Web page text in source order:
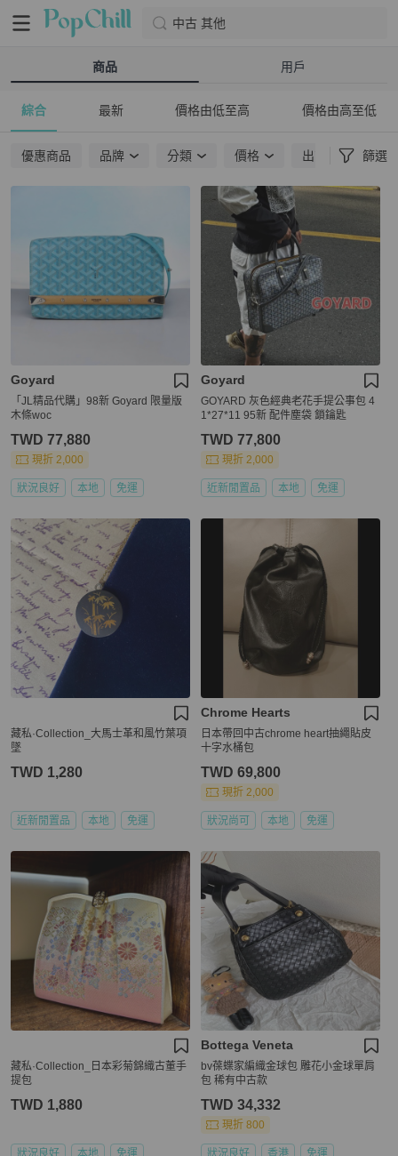
中古 其他
商品 用戶
綜合 最新 價格由低至高 價格由高至低
優惠商品 品牌 分類 價格 出貨地點 篩選
Goyard
「JL精品代購」98新 Goyard 限量版
木條woc
TWD 77,880
現折 2,000
狀況良好 本地 免運
Goyard
GOYARD 灰色經典老花手提公事包 4
1*27*11 95新 配件塵袋 鎖鑰匙
TWD 77,800
現折 2,000
近新閒置品 本地 免運
藏私·Collection_大馬士革和風竹葉項
墜
TWD 1,280
近新閒置品 本地 免運
Chrome Hearts
日本帶回中古chrome heart抽繩貼皮
十字水桶包
TWD 69,800
現折 2,000
狀況尚可 本地 免運
藏私·Collection_日本彩菊錦織古董手
提包
TWD 1,880
狀況良好 本地 免運
Bottega Veneta
bv葆蝶家編織金球包 雕花小金球單肩
包 稀有中古款
TWD 34,332
現折 800
狀況良好 香港 免運